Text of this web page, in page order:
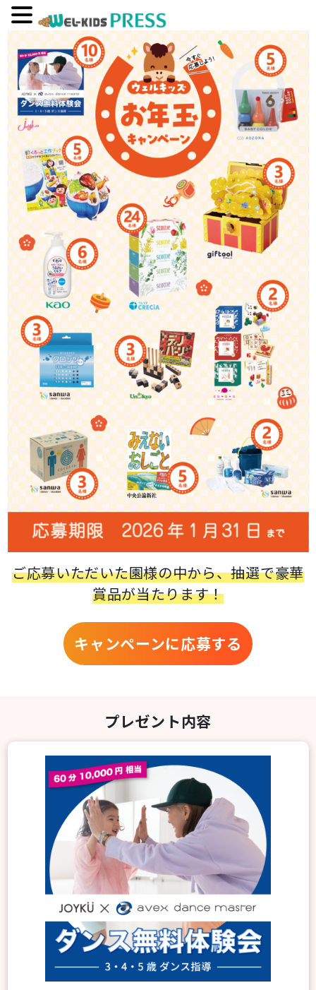
ご応募いただいた園様の中から、抽選で豪華
賞品が当たります！
キャンペーンに応募する
プレゼント内容